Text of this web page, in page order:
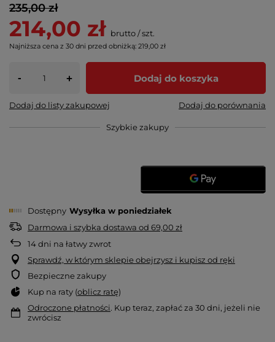
235,00 zł
214,00 zł brutto/szt.
Najniższa cena z 30 dni przed obniżką: 219,00 zł
- + Dodaj do koszyka
Dodaj do listy zakupowej Dodaj do porównania
Szybkie zakupy
Dostępny Wysyłka w poniedziałek
Darmowa i szybka dostawa od 69,00 zł
14dni na łatwy zwrot
Sprawdź, w którym sklepie obejrzysz i kupisz od ręki
Bezpieczne zakupy
Kup na raty (oblicz ratę)
Odroczone płatności. Kup teraz, zapłać za 30 dni, jeżeli nie
zwrócisz